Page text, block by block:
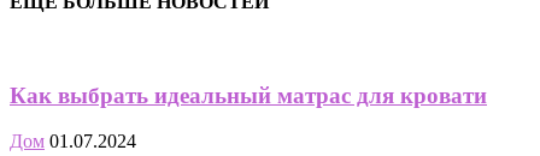
Как выбрать идеальный матрас для кровати
Дом 01.07.2024